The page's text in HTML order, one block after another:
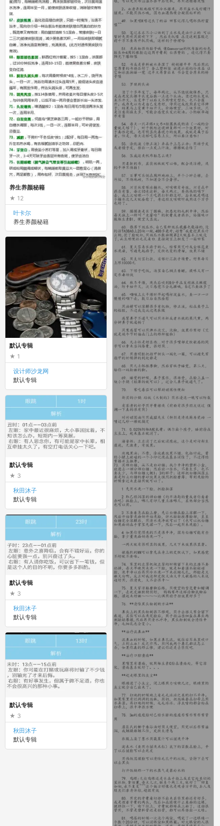
养生养颜秘籍
12
叶卡尔
养生养颜秘籍
默认专辑
3
秋田沐子
默认专辑
默认专辑
3
秋田沐子
默认专辑
默认专辑
3
秋田沐子
默认专辑
默认专辑
1
设计师沙龙网
默认专辑